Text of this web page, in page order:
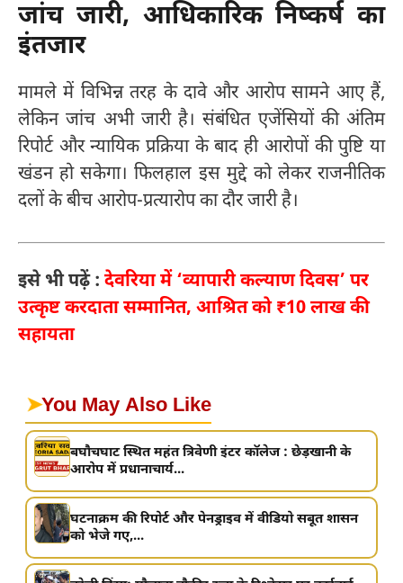
जांच जारी, आधिकारिक निष्कर्ष का
इंतजार
मामले में विभिन्न तरह के दावे और आरोप सामने आए हैं,
लेकिन जांच अभी जारी है। संबंधित एजेंसियों की अंतिम
रिपोर्ट और न्यायिक प्रक्रिया के बाद ही आरोपों की पुष्टि या
खंडन हो सकेगा। फिलहाल इस मुद्दे को लेकर राजनीतिक
दलों के बीच आरोप-प्रत्यारोप का दौर जारी है।
इसे भी पढ़ें : देवरिया में ‘व्यापारी कल्याण दिवस’ पर
उत्कृष्ट करदाता सम्मानित, आश्रित को ₹10 लाख की
सहायता
➤You May Also Like
बघौचघाट स्थित महंत त्रिवेणी इंटर कॉलेज : छेड़खानी के
आरोप में प्रधानाचार्य...
घटनाक्रम की रिपोर्ट और पेनड्राइव में वीडियो सबूत शासन
को भेजे गए,...